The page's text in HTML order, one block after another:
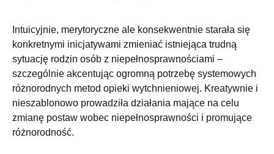
Intuicyjnie, merytoryczne ale konsekwentnie starała się
konkretnymi inicjatywami zmieniać istniejąca trudną
sytuację rodzin osób z niepełnosprawnościami –
szczególnie akcentując ogromną potrzebę systemowych
różnorodnych metod opieki wytchnieniowej. Kreatywnie i
nieszablonowo prowadziła działania mające na celu
zmianę postaw wobec niepełnosprawności i promujące
różnorodność.